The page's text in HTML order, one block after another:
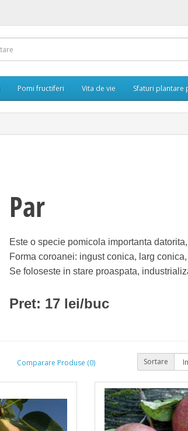
Pomi fructiferi Vita de vie Sfaturi plantare
Par
Este o specie pomicola importanta
Forma coroanei: ingust conica, larg
Se foloseste in stare proaspata,
Pret: 17 lei/buc
Comparare Produse (0) Sortare